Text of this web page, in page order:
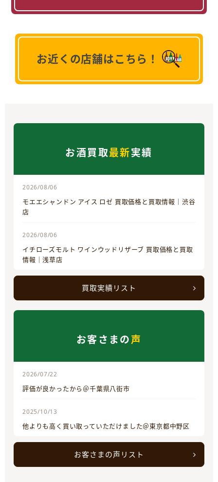
お近くの店舗はこちら！
お酒買取最新実績
2026/08/06
モエエシャンドン アイス ロゼ 買取価格と買取情報｜渋谷
店
2026/08/06
イチローズモルト ワインウッドリザーブ 買取価格と買取
情報｜浅草店
買取実績リスト
お客さまの声
2026/07/22
評価が良かったから＠千葉県八街市
2025/10/13
他よりも高く買い取っていただけました＠東京都中野区
お客さまの声リスト